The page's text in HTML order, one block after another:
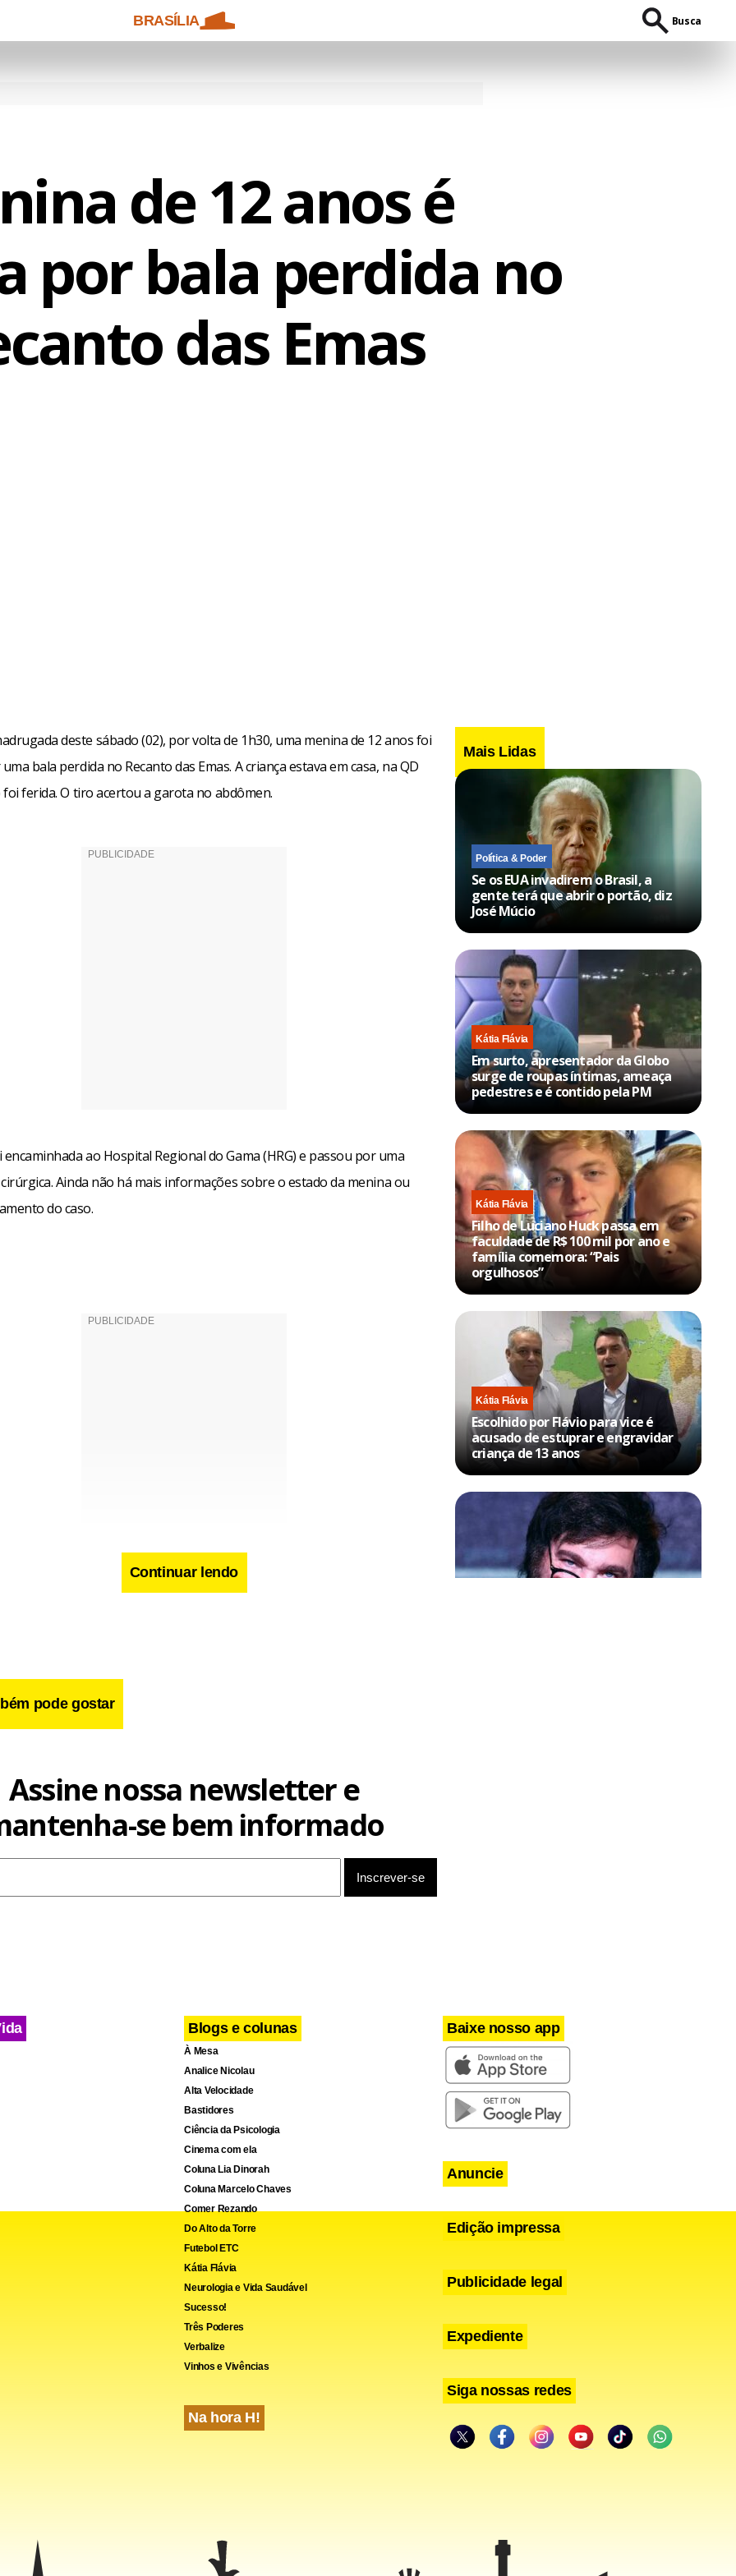
BRASÍLIA Busca
de 12 anos é
por bala perdida no
das Emas
deste sábado (02), por volta de 1h30, uma menina de 12 anos foi
bala perdida no Recanto das Emas. A criança estava em casa, na QD
foi ferida. O tiro acertou a garota no abdômen.
ao Hospital Regional do Gama (HRG) e passou por uma
Ainda não há mais informações sobre o estado da menina ou
do caso.
LinkedIn Telegram
Share
Continuar lendo
pode gostar
Mais Lidas
Política & Poder
Se os EUA invadirem o Brasil, a
gente terá que abrir o portão, diz
José Múcio
Kátia Flávia
Em surto, apresentador da Globo
surge de roupas íntimas, ameaça
pedestres e é contido pela PM
Kátia Flávia
Filho de Luciano Huck passa em
faculdade de R$ 100 mil por ano e
família comemora: “Pais
orgulhosos”
Kátia Flávia
Escolhido por Flávio para vice é
acusado de estuprar e engravidar
criança de 13 anos
Assine nossa newsletter e
se bem informado
Blogs e colunas
À Mesa
Analice Nicolau
Alta Velocidade
Bastidores
Ciência da Psicologia
Cinema com ela
Coluna Lia Dinorah
Coluna Marcelo Chaves
Comer Rezando
Do Alto da Torre
Futebol ETC
Kátia Flávia
Neurologia e Vida Saudável
Sucesso!
Três Poderes
Verbalize
Vinhos e Vivências
Na hora H!
Baixe nosso app
Anuncie
Edição impressa
Publicidade legal
Expediente
Siga nossas redes